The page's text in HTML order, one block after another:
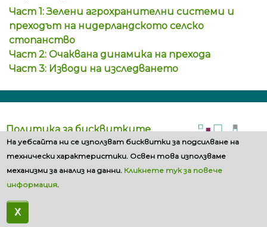
Част 1: Зелени агрохранителни системи и
преходът на нидерландското селско
стопанство
Част 2: Очаквана динамика на прехода
Част 3: Изводи на изследването
Политика за бисквитките
На уебсайта ни се използват бисквитки за подсилване на
технически характеристики. Освен това използваме
механизми за анализ на данни. Кликнете тук за повече
информация.
X